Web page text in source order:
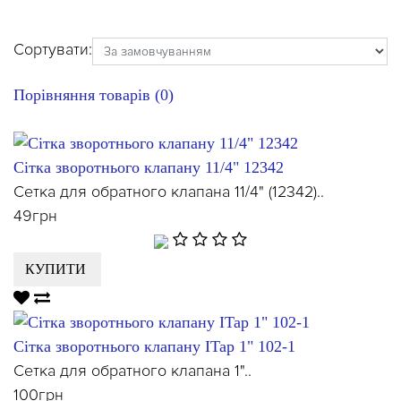
Сортувати:
Порівняння товарів (0)
Сітка зворотнього клапану 11/4" 12342
Сетка для обратного клапана 11/4" (12342)..
49грн
КУПИТИ
Сітка зворотнього клапану ITap 1" 102-1
Сетка для обратного клапана 1"..
100грн